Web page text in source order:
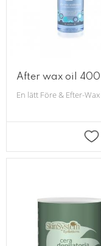
After wax oil 400
En lätt Före & Efter-